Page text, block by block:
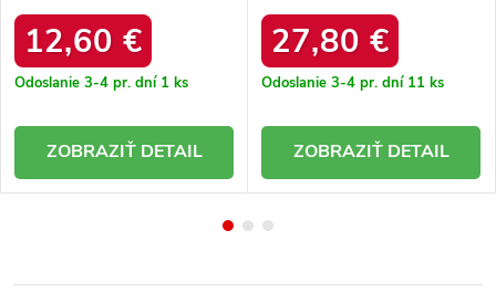
G-073-I.12
12,60 €
Odoslanie 3-4 pr. dní 1 ks
DETAIL
27,80 €
Odoslanie 3-4 pr. dní 11 ks
DETAIL